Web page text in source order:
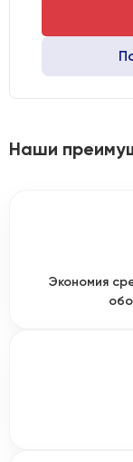
Наши
Экономия